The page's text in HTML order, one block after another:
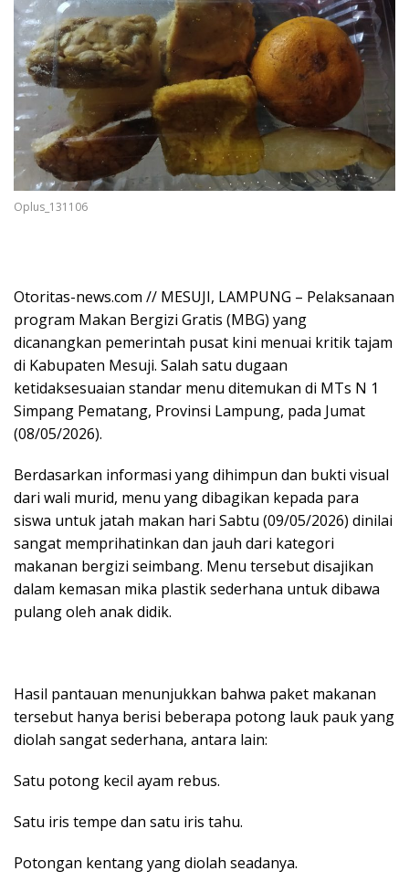
Oplus_131106
Otoritas-news.com // MESUJI, LAMPUNG – Pelaksanaan
program Makan Bergizi Gratis (MBG) yang
dicanangkan pemerintah pusat kini menuai kritik tajam
di Kabupaten Mesuji. Salah satu dugaan
ketidaksesuaian standar menu ditemukan di MTs N 1
Simpang Pematang, Provinsi Lampung, pada Jumat
(08/05/2026).
Berdasarkan informasi yang dihimpun dan bukti visual
dari wali murid, menu yang dibagikan kepada para
siswa untuk jatah makan hari Sabtu (09/05/2026) dinilai
sangat memprihatinkan dan jauh dari kategori
makanan bergizi seimbang. Menu tersebut disajikan
dalam kemasan mika plastik sederhana untuk dibawa
pulang oleh anak didik.
Hasil pantauan menunjukkan bahwa paket makanan
tersebut hanya berisi beberapa potong lauk pauk yang
diolah sangat sederhana, antara lain:
Satu potong kecil ayam rebus.
Satu iris tempe dan satu iris tahu.
Potongan kentang yang diolah seadanya.